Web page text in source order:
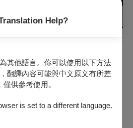
Help?
其他語言。你可以使用以下方法
翻譯內容可能與中文原文有所差
僅供參考使用。
is set to a different language.
的設計不是這樣的，那條裙子的
得太『猛』了，我跟燈光設計王
』——在劇場做這麼長時間，我
所看到的事物，光看排練，眼前
投射、舞者的軌道，假設他不跳
」